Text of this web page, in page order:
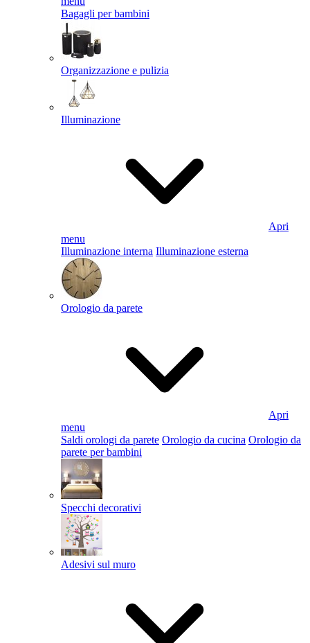
Bagagli per bambini
Organizzazione e pulizia
Illuminazione
Apri
menu
Illuminazione interna Illuminazione esterna
Orologio da parete
Apri
menu
Saldi orologi da parete Orologio da cucina Orologio da
parete per bambini
Specchi decorativi
Adesivi sul muro